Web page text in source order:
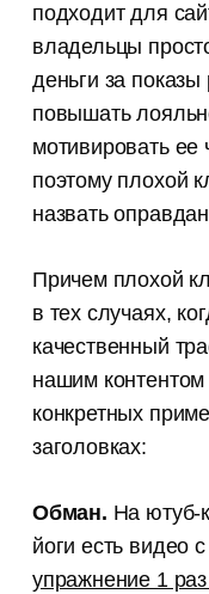
подходит для
владельцы
деньги за
повышать
мотивировать ее
поэтому плохой
назвать
Причем плохой
в тех случаях,
качественный
нашим
конкретных
заголовках:
Обман. На ютуб-
йоги есть видео
упражнение 1